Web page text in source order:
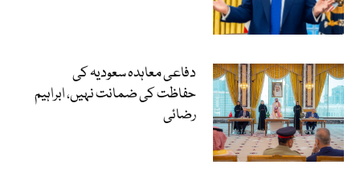
دفاعی معاہدہ سعودیہ کی
حفاظت کی ضمانت نہیں، ابراہیم
رضائی